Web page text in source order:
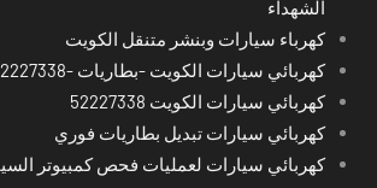
الشهداء
كهرباء سيارات وبنشر متنقل الكويت
كهربائي سيارات الكويت -بطاريات -52227338
كهربائي سيارات الكويت 52227338
كهربائي سيارات تبديل بطاريات فوري
كهربائي سيارات لعمليات فحص كمبيوتر